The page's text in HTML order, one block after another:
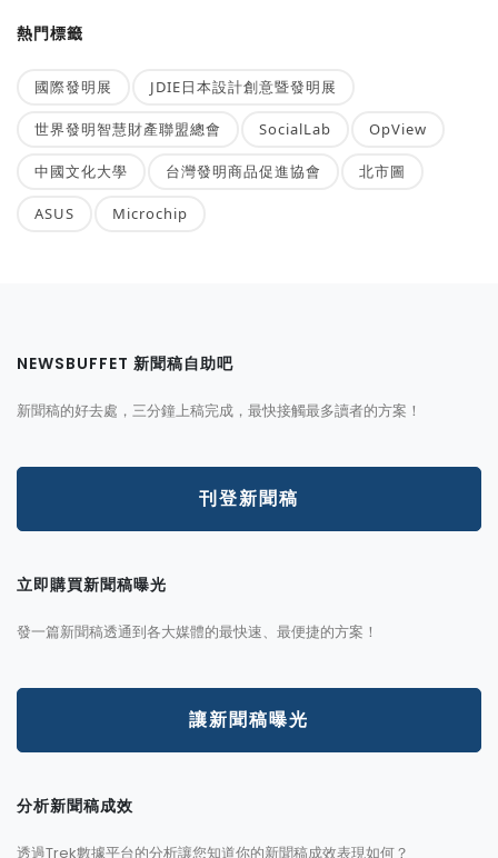
熱門標籤
國際發明展 JDIE日本設計創意暨發明展
世界發明智慧財產聯盟總會 SocialLab OpView
中國文化大學 台灣發明商品促進協會 北市圖
ASUS Microchip
NEWSBUFFET 新聞稿自助吧
新聞稿的好去處，三分鐘上稿完成，最快接觸最多讀者的方案！
刊登新聞稿
立即購買新聞稿曝光
發一篇新聞稿透通到各大媒體的最快速、最便捷的方案！
讓新聞稿曝光
分析新聞稿成效
透過Trek數據平台的分析讓您知道你的新聞稿成效表現如何？